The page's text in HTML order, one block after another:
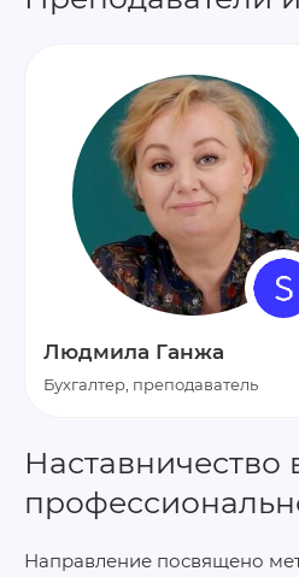
Людмила Ганжа
Бухгалтер, преподаватель
Наставничество
Направление посвящено